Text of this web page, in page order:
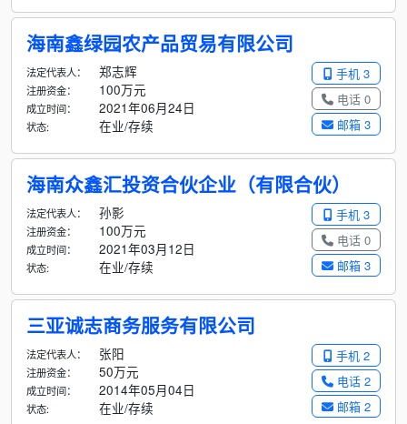
海南鑫绿园农产品贸易有限公司
手机 3
电话 0
邮箱 3
法定代表人： 郑志辉
注册资金： 100万元
成立时间： 2021年06月24日
状态: 在业/存续
海南众鑫汇投资合伙企业（有限合伙）
手机 3
电话 0
邮箱 3
法定代表人： 孙影
注册资金： 100万元
成立时间： 2021年03月12日
状态: 在业/存续
三亚诚志商务服务有限公司
手机 2
电话 2
邮箱 2
法定代表人： 张阳
注册资金： 50万元
成立时间： 2014年05月04日
状态: 在业/存续